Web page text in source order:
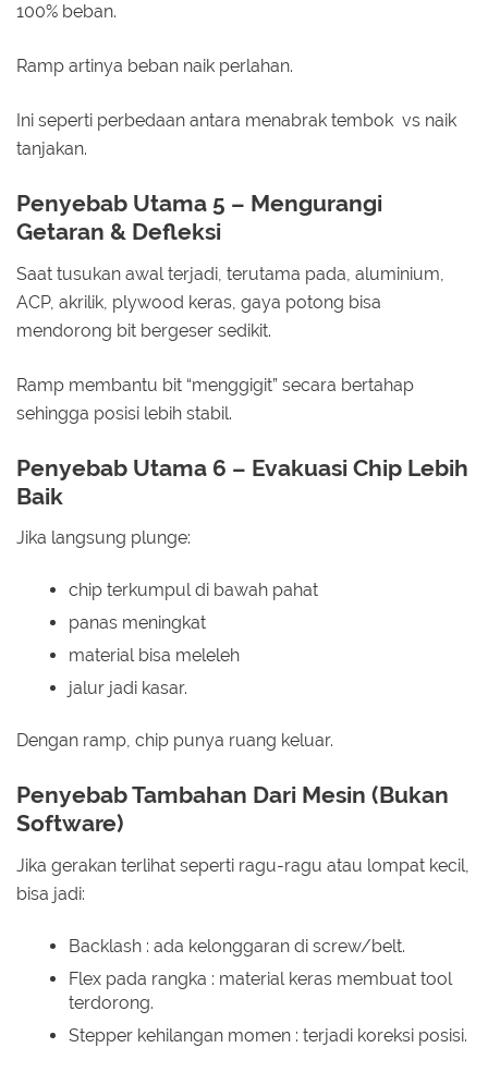
100% beban.
Ramp artinya beban naik perlahan.
Ini seperti perbedaan antara menabrak tembok vs naik
tanjakan.
Penyebab Utama 5 – Mengurangi
Getaran & Defleksi
Saat tusukan awal terjadi, terutama pada, aluminium,
ACP, akrilik, plywood keras, gaya potong bisa
mendorong bit bergeser sedikit.
Ramp membantu bit “menggigit” secara bertahap
sehingga posisi lebih stabil.
Penyebab Utama 6 – Evakuasi Chip Lebih
Baik
Jika langsung plunge:
chip terkumpul di bawah pahat
panas meningkat
material bisa meleleh
jalur jadi kasar.
Dengan ramp, chip punya ruang keluar.
Penyebab Tambahan Dari Mesin (Bukan
Software)
Jika gerakan terlihat seperti ragu-ragu atau lompat kecil,
bisa jadi:
Backlash : ada kelonggaran di screw/belt.
Flex pada rangka : material keras membuat tool
terdorong.
Stepper kehilangan momen : terjadi koreksi posisi.